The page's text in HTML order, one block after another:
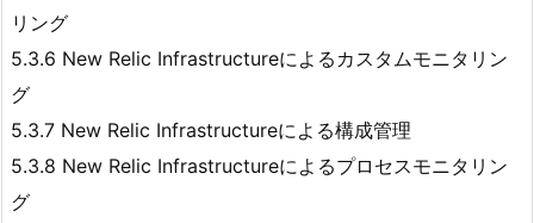
リング
5.3.6 New Relic Infrastructureによるカスタムモニタリン
グ
5.3.7 New Relic Infrastructureによる構成管理
5.3.8 New Relic Infrastructureによるプロセスモニタリン
グ